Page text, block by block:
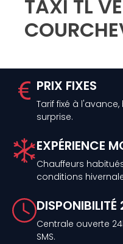
TAXI TL
PRIX FIXES
Tarif fixé à
surprise.
EXPÉRIENCE
Chauffeurs
conditions
Centrale ouverte
SMS.